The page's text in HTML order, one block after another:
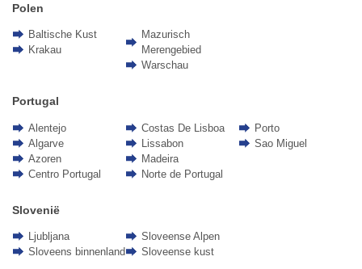
Polen
Baltische Kust
Krakau
Mazurisch
Merengebied
Warschau
Portugal
Alentejo
Algarve
Azoren
Centro Portugal
Costas De Lisboa
Lissabon
Madeira
Norte de Portugal
Porto
Sao Miguel
Slovenië
Ljubljana
Sloveens binnenland
Sloveense Alpen
Sloveense kust